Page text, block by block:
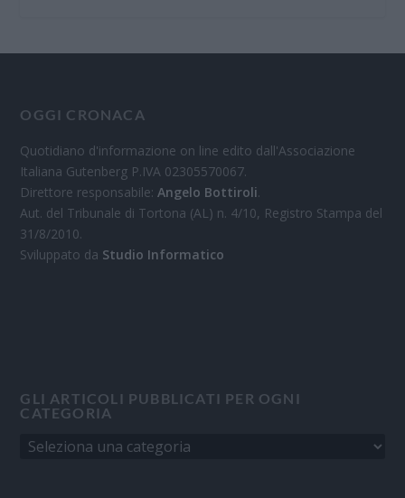
OGGI CRONACA
Quotidiano d'informazione on line edito dall'Associazione
Italiana Gutenberg P.IVA 02305570067.
Direttore responsabile:Angelo Bottiroli.
Aut. del Tribunale di Tortona (AL) n. 4/10, Registro Stampa del
31/8/2010.
Sviluppato da Studio Informatico
GLI ARTICOLI PUBBLICATI PER OGNI
CATEGORIA